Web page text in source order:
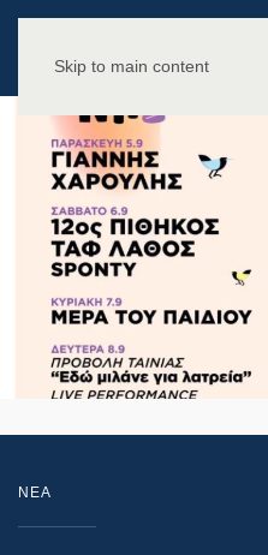
Skip to main content
NEA